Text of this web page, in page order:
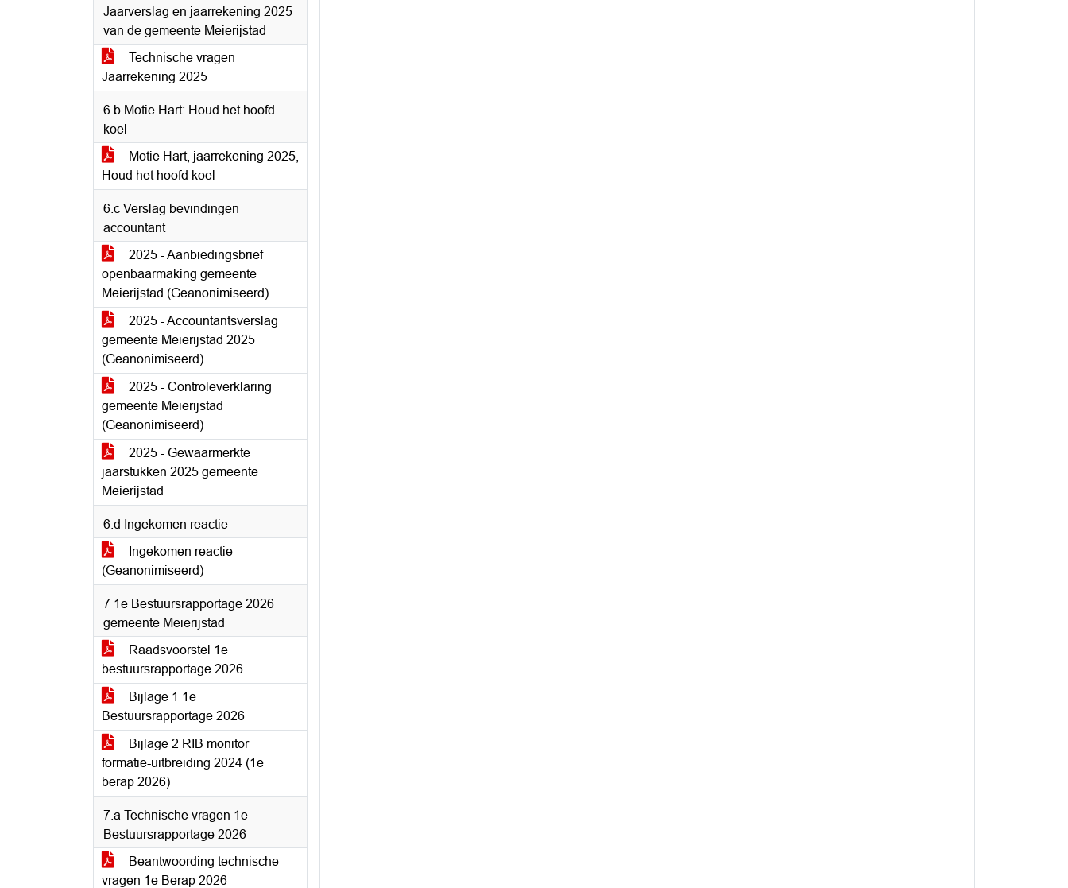
Jaarverslag en jaarrekening 2025
van de gemeente Meierijstad
Technische vragen
Jaarrekening 2025
6.b Motie Hart: Houd het hoofd
koel
Motie Hart, jaarrekening 2025,
Houd het hoofd koel
6.c Verslag bevindingen
accountant
2025 - Aanbiedingsbrief
openbaarmaking gemeente
Meierijstad (Geanonimiseerd)
2025 - Accountantsverslag
gemeente Meierijstad 2025
(Geanonimiseerd)
2025 - Controleverklaring
gemeente Meierijstad
(Geanonimiseerd)
2025 - Gewaarmerkte
jaarstukken 2025 gemeente
Meierijstad
6.d Ingekomen reactie
Ingekomen reactie
(Geanonimiseerd)
7 1e Bestuursrapportage 2026
gemeente Meierijstad
Raadsvoorstel 1e
bestuursrapportage 2026
Bijlage 1 1e
Bestuursrapportage 2026
Bijlage 2 RIB monitor
formatie-uitbreiding 2024 (1e
berap 2026)
7.a Technische vragen 1e
Bestuursrapportage 2026
Beantwoording technische
vragen 1e Berap 2026